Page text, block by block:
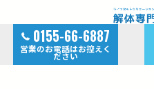
0155-66-6887
営業のお電話はお控えく
ださい
© 2026 北海道帯広の解体なら解